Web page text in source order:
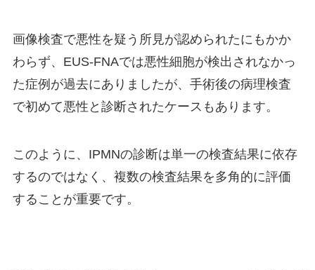
画像検査で悪性を疑う所見が認められたにもかか
わらず、EUS-FNAでは悪性細胞が検出されなかっ
た症例が過去にありましたが、手術後の病理検査
で初めて悪性と診断されたケースもあります。
このように、IPMNの診断は単一の検査結果に依存
するのではなく、複数の検査結果を多角的に評価
することが重要です。